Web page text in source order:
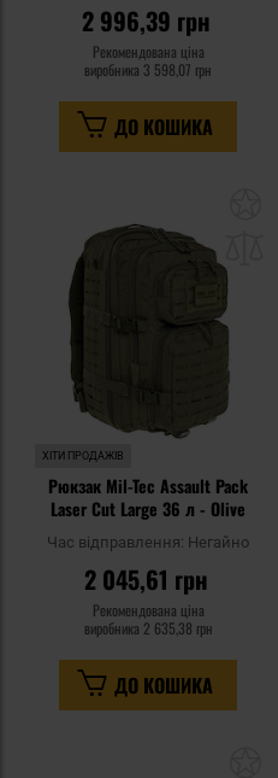
2 996,39 грн
Рекомендована ціна
виробника 3 598,07 грн
ДО КОШИКА
ХІТИ ПРОДАЖІВ
Рюкзак Mil-Tec Assault Pack
Laser Cut Large 36 л - Olive
Час відправлення: Негайно
2 045,61 грн
Рекомендована ціна
виробника 2 635,38 грн
ДО КОШИКА